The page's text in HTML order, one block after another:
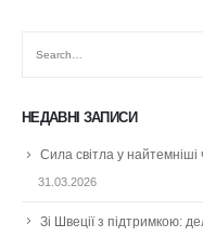
НЕДАВНІ ЗАПИСИ
Сила світла у найтемніші
31.03.2026
Зі Швеції з підтримкою: